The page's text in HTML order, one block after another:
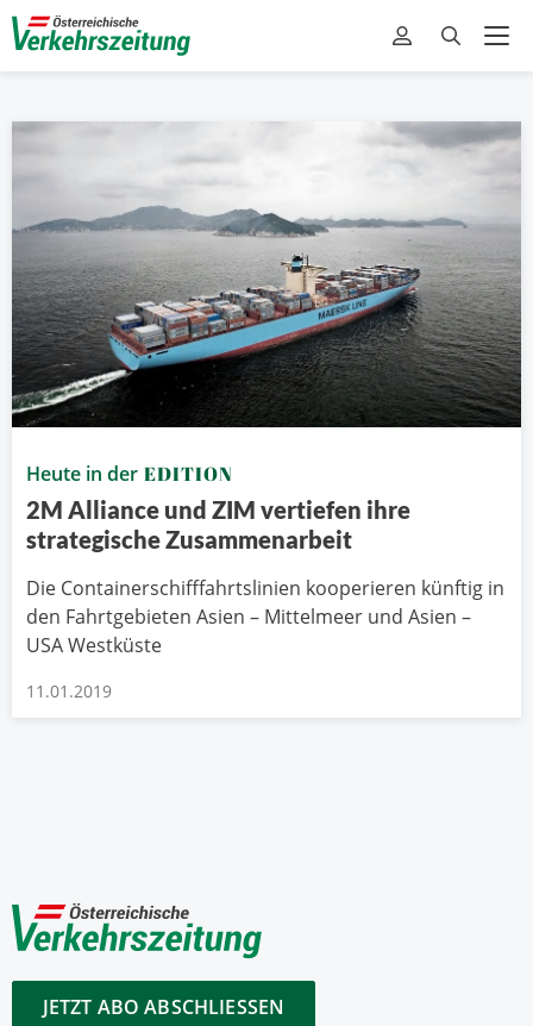
Heute in der EDITION
2M Alliance und ZIM vertiefen ihre
strategische Zusammenarbeit
Die Containerschifffahrtslinien kooperieren künftig in
den Fahrtgebieten Asien – Mittelmeer und Asien –
USA Westküste
11.01.2019
JETZT ABO ABSCHLIESSEN